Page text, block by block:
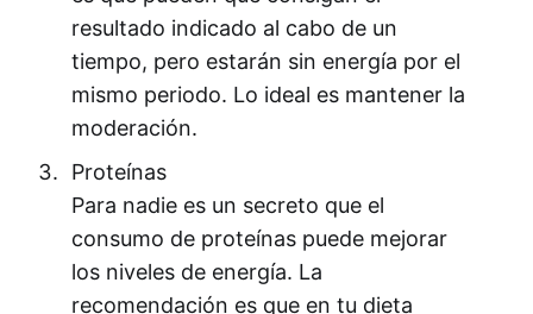
resultado indicado al cabo de un
tiempo, pero estarán sin energía por el
mismo periodo. Lo ideal es mantener la
moderación.
Proteínas
Para nadie es un secreto que el
consumo de proteínas puede mejorar
los niveles de energía. La
recomendación es que en tu dieta